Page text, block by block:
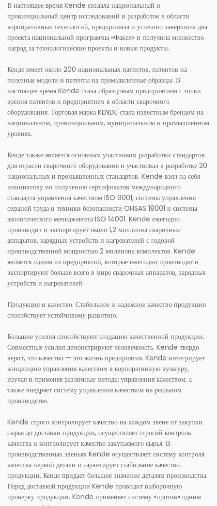
В настоящее время Kende создала национальный и
провинциальный центр исследований и разработок в области
корпоративных технологий, предприняла и успешно завершила два
проекта национальной программы «Факел» и получила множество
наград за технологические проекты и новые продукты.
Кенде имеет около 200 национальных патентов, патентов на
полезные модели и патенты на промышленные образцы. В
настоящее время Kende стала образцовым предприятием с точки
зрения патентов и предприятием в области сварочного
оборудования. Торговая марка KENDE стала известным брендом на
национальном, провинциальном, муниципальном и промышленном
уровнях.
Кенде также является основным участником разработки стандартов
для отрасли сварочного оборудования и участвовал в разработке 20
национальных и промышленных стандартов. Kende взял на себя
инициативу по получению сертификатов международного
стандарта управления качеством ISO 9001, системы управления
охраной труда и техники безопасности OHSAS 18001 и системы
экологического менеджмента ISO 14001. Kende ежегодно
производит и экспортирует около 1,2 миллиона сварочных
аппаратов, зарядных устройств и нагревателей с годовой
производственной мощностью 2 миллиона комплектов. Kende
является одним из предприятий, которые ежегодно производят и
экспортируют больше всего в мире сварочных аппаратов, зарядных
устройств и нагревателей.
Продукция и качество. Стабильное и надежное качество продукции
способствует устойчивому развитию.
Большие усилия способствуют созданию качественной продукции.
Совместные усилия демонстрируют человечность. Kende твердо
верит, что качество — это жизнь предприятия. Kende интегрирует
концепцию управления качеством в корпоративную культуру,
изучая и применяя различные методы управления качеством, а
также внедряет систему управления качеством на реальном
производстве.
Kende строго контролирует качество на каждом звене от закупки
сырья до доставки продукции, осуществляет строгий контроль
качества и контролирует качество закупаемого сырья. В
производственных звеньях Kende осуществляет систему контроля
качества первой детали и гарантирует стабильное качество
продукции. Кенде придает большое значение деталям производства.
Перед доставкой продукции Kende проводит выборочную
проверку продукции. Kende применяет систему «против» одним